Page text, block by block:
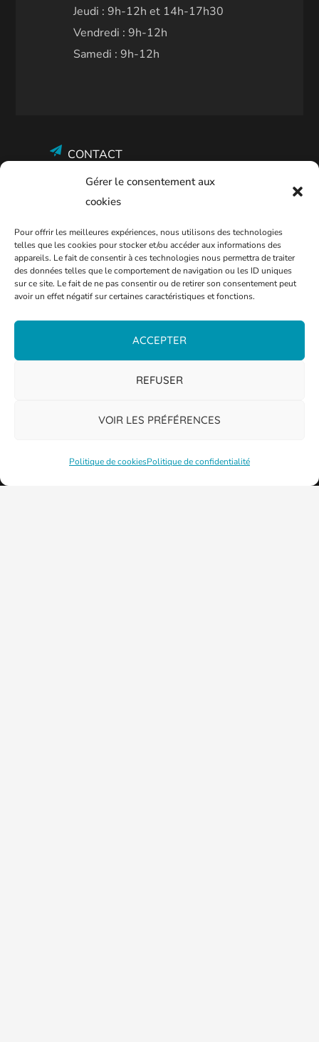
Gérer le consentement aux
cookies
Pour offrir les meilleures expériences, nous utilisons des technologies
telles que les cookies pour stocker et/ou accéder aux informations des
appareils. Le fait de consentir à ces technologies nous permettra de traiter
des données telles que le comportement de navigation ou les ID uniques
sur ce site. Le fait de ne pas consentir ou de retirer son consentement peut
avoir un effet négatif sur certaines caractéristiques et fonctions.
ACCEPTER
REFUSER
VOIR LES PRÉFÉRENCES
Politique de cookiesPolitique de confidentialité
Jeudi : 9h-12h et 14h-17h30
Vendredi : 9h-12h
Samedi : 9h-12h
CONTACT
Mentions légales
Politique de confidentialité
Plan Bleu
Entreprises et associations